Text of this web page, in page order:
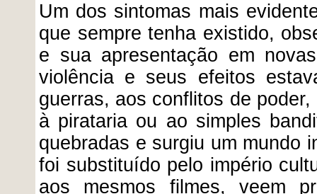
Um dos sintomas mais
que sempre tenha existido,
e sua apresentação em
violência e seus efeitos
guerras, aos conflitos de
à pirataria ou ao simples
quebradas e surgiu um mundo
foi substituído pelo império
aos mesmos filmes, veem